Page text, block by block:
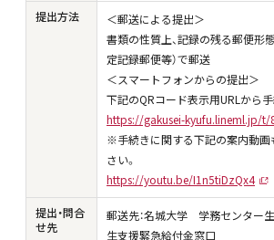
提出方法
＜郵送による提出＞
書類の性質上、記録の残る郵便形
定記録郵便等）で郵送
＜スマートフォンからの提出＞
下記のQRコード表示用URLから
https://gakusei-kyufu.lineml.jp/t/
※手続きに関する下記の案内動画
さい。
https://youtu.be/I1n5tiDzQx4
提出・問合
せ先
郵送先：名城大学 学務センター
生支援緊急給付金窓口